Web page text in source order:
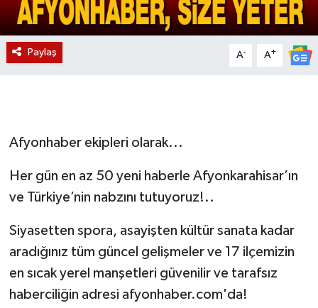
Paylaş A- A+
Afyonhaber ekipleri olarak...
Her gün en az 50 yeni haberle Afyonkarahisar’ın
ve Türkiye’nin nabzını tutuyoruz!..
Siyasetten spora, asayişten kültür sanata kadar
aradığınız tüm güncel gelişmeler ve 17 ilçemizin
en sıcak yerel manşetleri güvenilir ve tarafsız
haberciliğin adresi afyonhaber.com'da!